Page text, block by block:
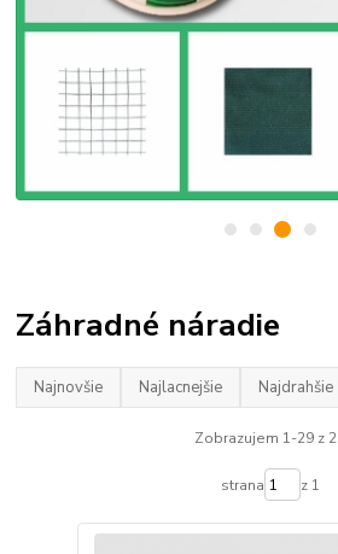
Záhradné náradie
Najnovšie Najlacnejšie Najdrahšie
Zobrazujem 1-29 z
strana z 1